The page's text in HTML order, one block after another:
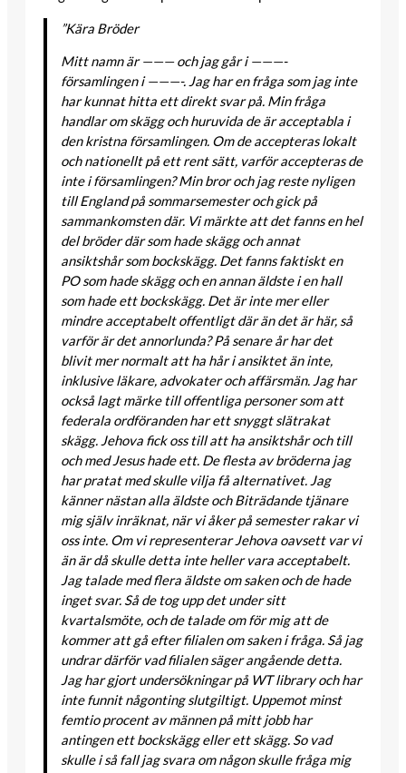
”Kära Bröder
Mitt namn är ——— och jag går i ———-
församlingen i ———-. Jag har en fråga som jag inte
har kunnat hitta ett direkt svar på. Min fråga
handlar om skägg och huruvida de är acceptabla i
den kristna församlingen. Om de accepteras lokalt
och nationellt på ett rent sätt, varför accepteras de
inte i församlingen? Min bror och jag reste nyligen
till England på sommarsemester och gick på
sammankomsten där. Vi märkte att det fanns en hel
del bröder där som hade skägg och annat
ansiktshår som bockskägg. Det fanns faktiskt en
PO som hade skägg och en annan äldste i en hall
som hade ett bockskägg. Det är inte mer eller
mindre acceptabelt offentligt där än det är här, så
varför är det annorlunda? På senare år har det
blivit mer normalt att ha hår i ansiktet än inte,
inklusive läkare, advokater och affärsmän. Jag har
också lagt märke till offentliga personer som att
federala ordföranden har ett snyggt slätrakat
skägg. Jehova fick oss till att ha ansiktshår och till
och med Jesus hade ett. De flesta av bröderna jag
har pratat med skulle vilja få alternativet. Jag
känner nästan alla äldste och Biträdande tjänare
mig själv inräknat, när vi åker på semester rakar vi
oss inte. Om vi representerar Jehova oavsett var vi
än är då skulle detta inte heller vara acceptabelt.
Jag talade med flera äldste om saken och de hade
inget svar. Så de tog upp det under sitt
kvartalsmöte, och de talade om för mig att de
kommer att gå efter filialen om saken i fråga. Så jag
undrar därför vad filialen säger angående detta.
Jag har gjort undersökningar på WT library och har
inte funnit någonting slutgiltigt. Uppemot minst
femtio procent av männen på mitt jobb har
antingen ett bockskägg eller ett skägg. So vad
skulle i så fall jag svara om någon skulle fråga mig